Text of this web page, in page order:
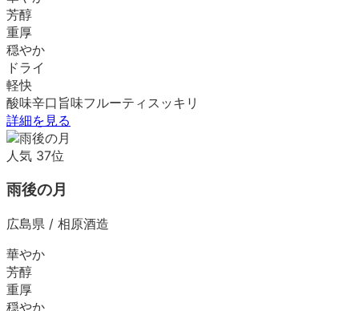
芳醇
重厚
穏やか
ドライ
軽快
酸味辛口 旨味フルーティ スッキリ
詳細を見る
人気 37位
雨後の月
広島県 / 相原酒造
華やか
芳醇
重厚
穏やか